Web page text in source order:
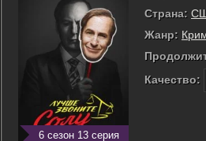
6 сезон 13 серия
Страна:
Жанр:
Качество: